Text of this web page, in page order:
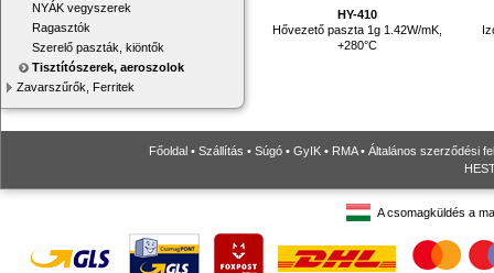
NYÁK vegyszerek
Ragasztók
Szerelő paszták, kiöntők
Tisztítószerek, aeroszolok
Zavarszűrők, Ferritek
HY-410
Hővezető paszta 1g 1.42W/mK,
+280°C
Főoldal • Szállítás • Súgó • GyIK • RMA• Általános szerződési
A csomagküldés a